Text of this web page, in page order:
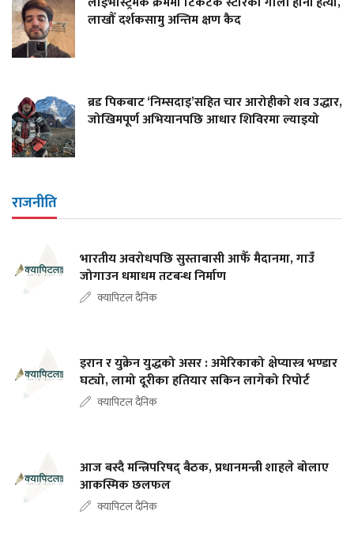
लाखौँ दर्शकसामु अन्तिम क्षण कैद
ब्रड पिकबाट ‘निम्सदाइ’सहित चार आरोहीको शव उद्धार,
जोखिमपूर्ण अभियानपछि आधार शिविरमा ल्याइयो
राजनीति
भारतीय अवरोधपछि सुस्ताबासी आफैँ मैदानमा, गाउँ
जोगाउन धमाधम तटबन्ध निर्माण
क्यापिटल दैनिक
इरान र युक्रेन युद्धको असर : अमेरिकाको क्षेप्यास्त्र भण्डार
घट्यो, लामो दूरीका हतियार सकिन लागेको रिपोर्ट
क्यापिटल दैनिक
आज बस्दै मन्त्रिपरिषद् बैठक, प्रधानमन्त्री शाहले बोलाए
आकस्मिक छलफल
क्यापिटल दैनिक